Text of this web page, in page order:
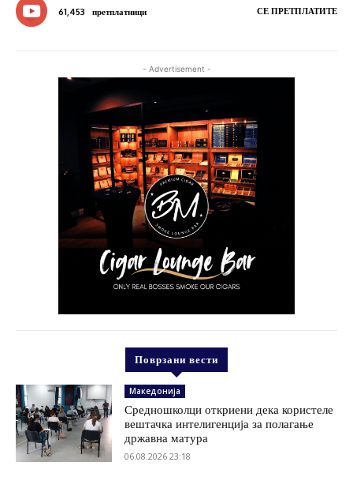
61,453 претплатници СЕ ПРЕТПЛАТИТЕ
- Advertisement -
Поврзани вести
Македонија
Средношколци откриени дека користеле
вештачка интелигенција за полагање
државна матура
06.08.2026 23:18